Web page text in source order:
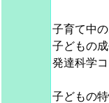
子育て中
子どもの
発達科学
子どもの